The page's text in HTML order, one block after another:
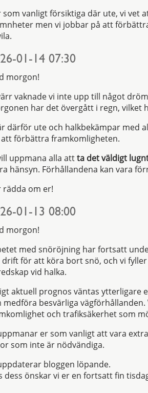
som vanligt försiktiga där ute, vi vet
men vi jobbar på att
01-14 07:30
morgon!
vaknade vi inte upp till något
har det övergått i regn, vilket
därför ute och halkbekämpar med
förbättra framkomligheten.
uppmana alla attta det väldigt
hänsyn. Förhållandena kan vara
rädda om er!
01-13 08:00
morgon!
med snöröjning har fortsatt
drift för att köra bort snö, och vi
vid halka.
aktuell prognos väntas ytterligare
medföra besvärliga
och trafiksäkerhet som
er som vanligt att vara
som inte är nödvändiga.
bloggen löpande.
dess önskar vi er en fortsatt fin